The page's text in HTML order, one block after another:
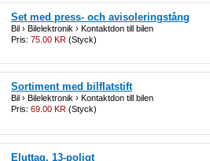
Set med press- och avisoleringstång
Bil › Bilelektronik › Kontaktdon till bilen
Pris: 75.00 KR (Styck)
Sortiment med bilflatstift
Bil › Bilelektronik › Kontaktdon till bilen
Pris: 69.00 KR (Styck)
Eluttag, 13-poligt